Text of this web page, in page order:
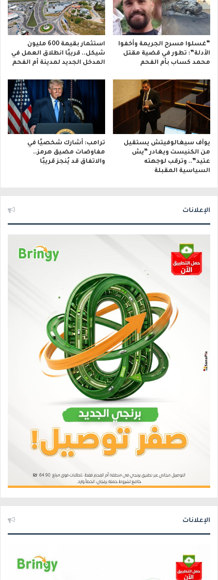
“غسلوا مسرح الجريمة وأخفوا
الأدلة”: تطور في قضية مقتل
محمد كساب بأم الفحم
استثمار بقيمة 600 مليون
شيكل.. قريبًا انطلاق العمل في
المدخل الجديد لمدينة أم الفحم
يوآف سيغالوفيتش يستقيل
من الكنيست ويغادر “يش
عتيد”.. وترقب لوجهته
السياسية المقبلة
ترامب: أشارك شخصيًا في
مفاوضات مضيق هرمز..
والاتفاق قد يُنجز قريبًا
الإعلانات
الإعلانات